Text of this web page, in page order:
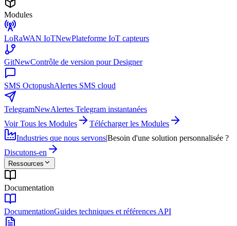
Modules
LoRaWAN IoTNewPlateforme IoT capteurs
GitNewContrôle de version pour Designer
SMS OctopushAlertes SMS cloud
TelegramNewAlertes Telegram instantanées
Voir Tous les Modules
Télécharger les Modules
Industries que nous servons|Besoin d'une solution personnalisée ?
Discutons-en
Ressources
Documentation
DocumentationGuides techniques et références API